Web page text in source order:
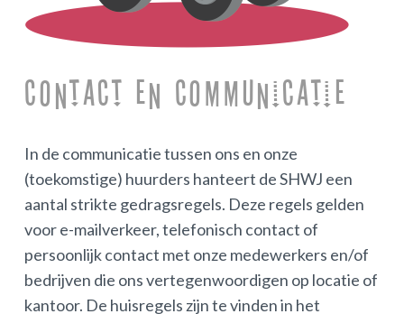
Contact en Communicatie
In de communicatie tussen ons en onze
(toekomstige) huurders hanteert de SHWJ een
aantal strikte gedragsregels. Deze regels gelden
voor e-mailverkeer, telefonisch contact of
persoonlijk contact met onze medewerkers en/of
bedrijven die ons vertegenwoordigen op locatie of
kantoor. De huisregels zijn te vinden in het